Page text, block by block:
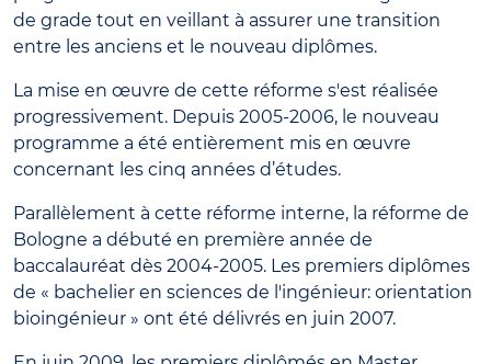
de grade tout en veillant à assurer une transition
entre les anciens et le nouveau diplômes.
La mise en œuvre de cette réforme s'est réalisée
progressivement. Depuis 2005-2006, le nouveau
programme a été entièrement mis en œuvre
concernant les cinq années d’études.
Parallèlement à cette réforme interne, la réforme de
Bologne a débuté en première année de
baccalauréat dès 2004-2005. Les premiers diplômes
de « bachelier en sciences de l'ingénieur: orientation
bioingénieur » ont été délivrés en juin 2007.